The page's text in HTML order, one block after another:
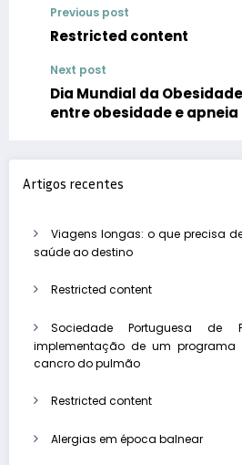
Previous post
Restricted content
Next post
Dia Mundial da
entre obesidade e apneia
Artigos recentes
Viagens longas: o que precisa
saúde ao destino
Restricted content
Sociedade Portuguesa de
implementação de um
cancro do pulmão
Restricted content
Alergias em época balnear